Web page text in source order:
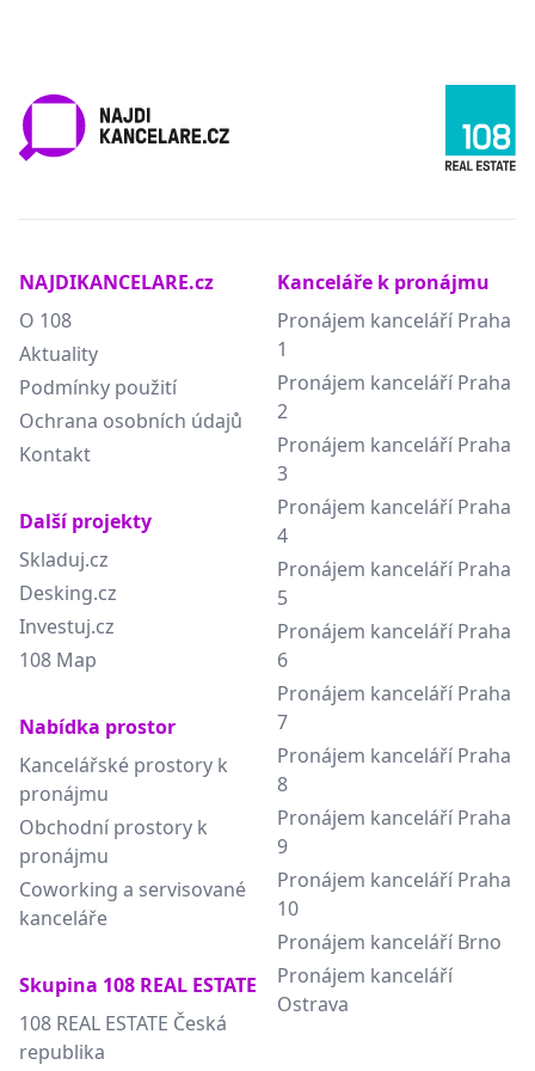
NAJDIKANCELARE.cz
O 108
Aktuality
Podmínky použití
Ochrana osobních údajů
Kontakt
Další projekty
Skladuj.cz
Desking.cz
Investuj.cz
108 Map
Nabídka prostor
Kancelářské prostory k
pronájmu
Obchodní prostory k
pronájmu
Coworking a servisované
kanceláře
Skupina 108 REAL ESTATE
108 REAL ESTATE Česká
republika
Kanceláře k pronájmu
Pronájem kanceláří Praha
1
Pronájem kanceláří Praha
2
Pronájem kanceláří Praha
3
Pronájem kanceláří Praha
4
Pronájem kanceláří Praha
5
Pronájem kanceláří Praha
6
Pronájem kanceláří Praha
7
Pronájem kanceláří Praha
8
Pronájem kanceláří Praha
9
Pronájem kanceláří Praha
10
Pronájem kanceláří Brno
Pronájem kanceláří
Ostrava